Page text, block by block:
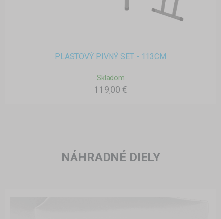
PLASTOVÝ PIVNÝ SET - 113CM
Skladom
119,00 €
NÁHRADNÉ DIELY